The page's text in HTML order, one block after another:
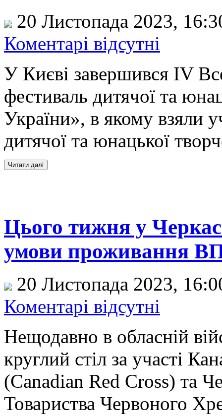
20 Листопада 2023,
Коментарі відсутні
У Києві завершився ІV
фестиваль дитячої та
України», в якому взяли
дитячої та юнацької
Цього тижня у
умови проживання
20 Листопада 2023,
Коментарі відсутні
Нещодавно в обласній
круглий стіл за участі
(Canadian Red Cross) та
Товариства Червоного